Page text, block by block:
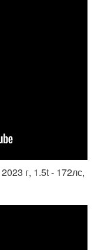
г, 1.5t - 172лс,